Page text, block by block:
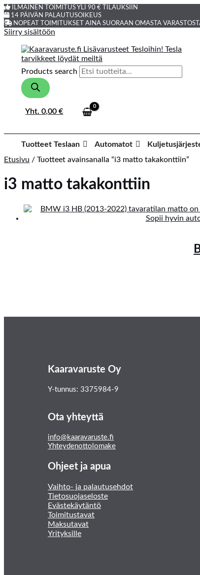
ILMAINEN TOIMITUS YLI 90 € TILAUKSIIN
14 PÄIVÄN PALAUTUSOIKEUS
NOPEAT TOIMITUKSET AINA SUORAAN OMASTA
Siirry sisältöön
Products search
Yht.0,00€
Tuotteet Teslaan Automatot
Etusivu / Tuotteet avainsanalla “i3 matto takakonttiin”
i3 matto takakonttiin
Kaaravaruste Oy
Y-tunnus: 3375984-9
Ota yhteyttä
info@kaaravaruste.fi
Yhteydenottolomake
Ohjeet ja apua
Vaihto- ja palautusehdot
Tietosuojaseloste
Evästekäytäntö
Toimitustavat
Maksutavat
Yrityksille